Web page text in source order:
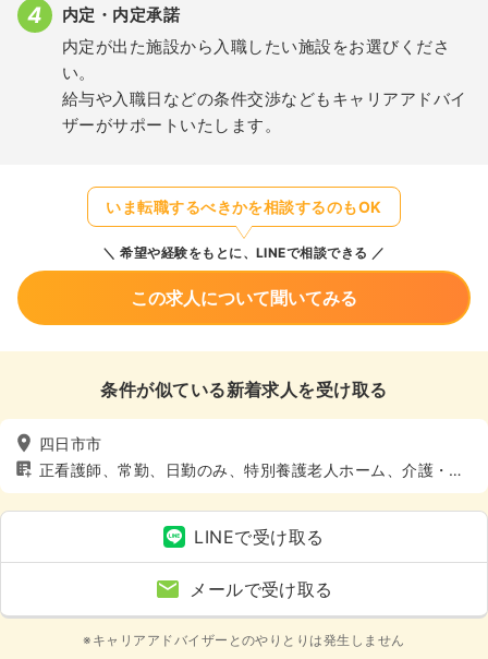
内定・内定承諾
内定が出た施設から入職したい施設をお選びくださ
い。
給与や入職日などの条件交渉などもキャリアアドバイ
ザーがサポートいたします。
いま転職するべきかを相談するのもOK
希望や経験をもとに、LINEで相談できる
この求人について聞いてみる
条件が似ている新着求人を受け取る
四日市市
正看護師、常勤、日勤のみ、特別養護老人ホーム、介護・福
祉系
LINEで受け取る
メールで受け取る
※キャリアアドバイザーとのやりとりは発生しません